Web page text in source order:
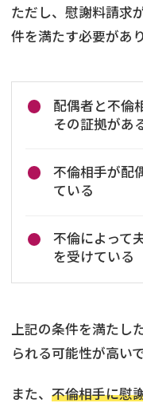
ただし、慰謝料請求
件を満たす必要があり
配偶者と不倫
その証拠があ
不倫相手が配
ている
不倫によって
を受けている
上記の条件を満たし
られる可能性が高いで
また、 不倫相手に慰